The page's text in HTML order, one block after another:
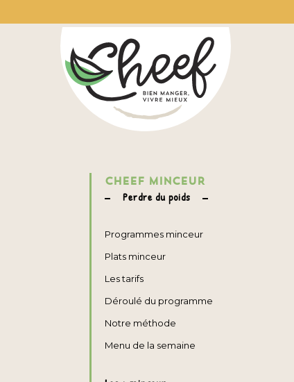
CHEEF MINCEUR
Perdre du poids
Programmes minceur
Plats minceur
Les tarifs
Déroulé du programme
Notre méthode
Menu de la semaine